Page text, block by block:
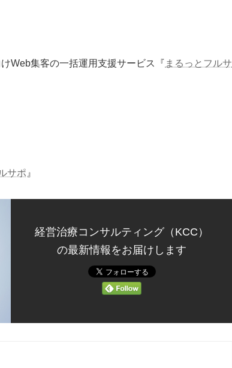
Web集客の一括運用支援サービス『 まるっとフルサ
サポ』
経営治療コンサルティング（KCC）
の最新情報をお届けします